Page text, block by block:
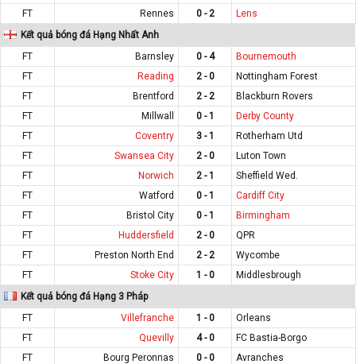
FT
Rennes 0 - 2
Lens
Kết quả bóng đá Hạng Nhất Anh
FT
Barnsley 0 - 4
Bournemouth
FT
Reading 2 - 0
Nottingham Forest
FT
Brentford 2 - 2
Blackburn Rovers
FT
Millwall 0 - 1
Derby County
FT
Coventry 3 - 1
Rotherham Utd
FT
Swansea City 2 - 0
Luton Town
FT
Norwich 2 - 1
Sheffield Wed.
FT
Watford 0 - 1
Cardiff City
FT
Bristol City 0 - 1
Birmingham
FT
Huddersfield 2 - 0
QPR
FT
Preston North End 2 - 2
Wycombe
FT
Stoke City 1 - 0
Middlesbrough
Kết quả bóng đá Hạng 3 Pháp
FT
Villefranche 1 - 0
Orleans
FT
Quevilly 4 - 0
FC Bastia-Borgo
FT
Bourg Peronnas 0 - 0
Avranches